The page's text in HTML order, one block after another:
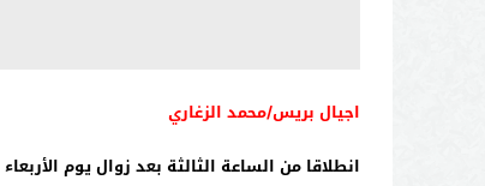
اجيال بريس/محمد الزغاري
انطلاقا من الساعة الثالثة بعد زوال يوم الأربعاء